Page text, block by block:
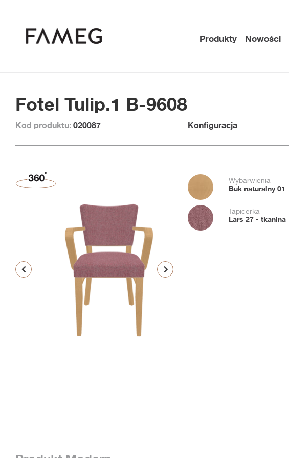
Produkty Nowości
Fotel Tulip.1 B-9608
Kod produktu: 020087 Konfiguracja
Wybarwienia
Buk naturalny 01
Tapicerka
Lars 27 - tkanina